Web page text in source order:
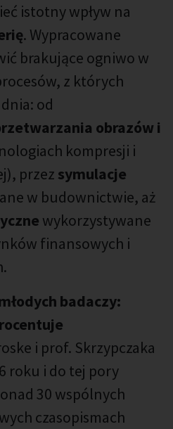
istotny wpływ na
. Wypracowane
brakujące ogniwo w
z których
od
obrazów i
kompresji i
przez symulacje
w budownictwie, aż
wykorzystywane
finansowych i
badaczy:
i prof. Skrzypczaka
roku i do tej pory
30 wspólnych
czasopismach